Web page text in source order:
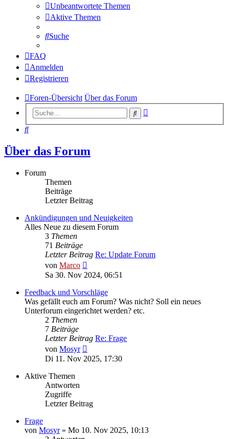
Unbeantwortete Themen
Aktive Themen
Suche
FAQ
Anmelden
Registrieren
Foren-Übersicht Über das Forum
Suche
Suche
Über das Forum
Forum
Themen
Beiträge
Letzter Beitrag
Ankündigungen und Neuigkeiten
Alles Neue zu diesem Forum
3 Themen
71 Beiträge
Letzter Beitrag Re: Update Forum
von Marco
Beitrag
Sa 30. Nov 2024, 06:51
Feedback und Vorschläge
Was gefällt euch am Forum? Was nicht? Soll ein neues
Unterforum eingerichtet werden? etc.
2 Themen
7 Beiträge
Letzter Beitrag Re: Frage
von Mosyr
Beitrag
Di 11. Nov 2025, 17:30
Aktive Themen
Antworten
Zugriffe
Letzter Beitrag
Frage
von Mosyr» Mo 10. Nov 2025, 10:13